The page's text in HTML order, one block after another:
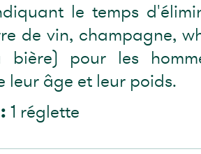
le temps
de vin, champagne,
bière) pour les
leur âge et leur poids.
1 réglette